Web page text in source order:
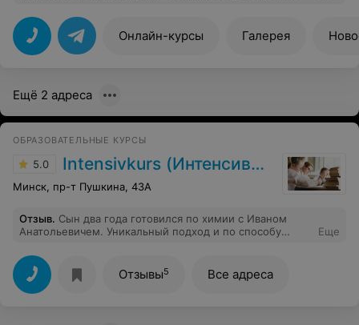
но мне вообще не подошли методы обучения там.
Мне понравилось заниматься у Светланы Николаевны
тем, что я не чувствовал вообще никакого давления и
вины в течение всего учебного процесса! К тебе
всем понятных примерах и будет до последнего
сначала. Точно могу рекомендовать этого
Онлайн-курсы Галерея
Ещё 2 адреса
ОБРАЗОВАТЕЛЬНЫЕ КУРСЫ
5.0 Intensivkurs (ИнтенсивКурс)
Минск, пр-т Пушкина, 43А
Отзыв. Сын два года готовился по химии с Иваном
Анатольевичем. Уникальный подход и по способу
83 балла на ЦТ. Обратная связь с родителями на
высоте, всегда прозрачно с оплатой и расписанием.
Еще
Отзывы5 Все адреса